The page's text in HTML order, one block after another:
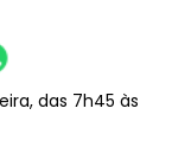
das 7h45 às